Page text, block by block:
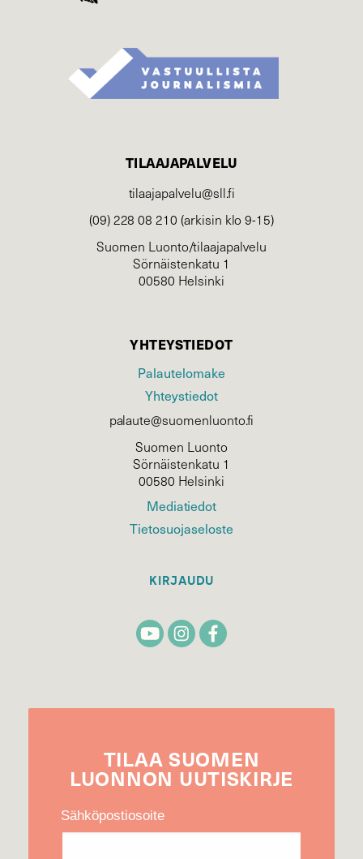
TILAAJAPALVELU
tilaajapalvelu@sll.fi
(09) 228 08 210 (arkisin klo 9-15)
Suomen Luonto/tilaajapalvelu
Sörnäistenkatu 1
00580 Helsinki
YHTEYSTIEDOT
Palautelomake
Yhteystiedot
palaute@suomenluonto.fi
Suomen Luonto
Sörnäistenkatu 1
00580 Helsinki
Mediatiedot
Tietosuojaseloste
KIRJAUDU
TILAA SUOMEN
LUONNON UUTIS­KIRJE
Sähköpostiosoite